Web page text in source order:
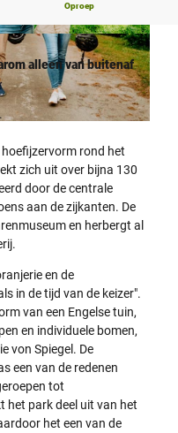
Wald Tourismus/Stadt Brakel |
CC-BY-SA
Oproep
alleen van buitenaf
rond het
zich uit over bijna 130
door de centrale
aan de zijkanten. De
en herbergt al
en de
in de tijd van de keizer".
van een Engelse tuin,
en individuele bomen,
von Spiegel. De
een van de redenen
tot
het park deel uit van het
het een van de